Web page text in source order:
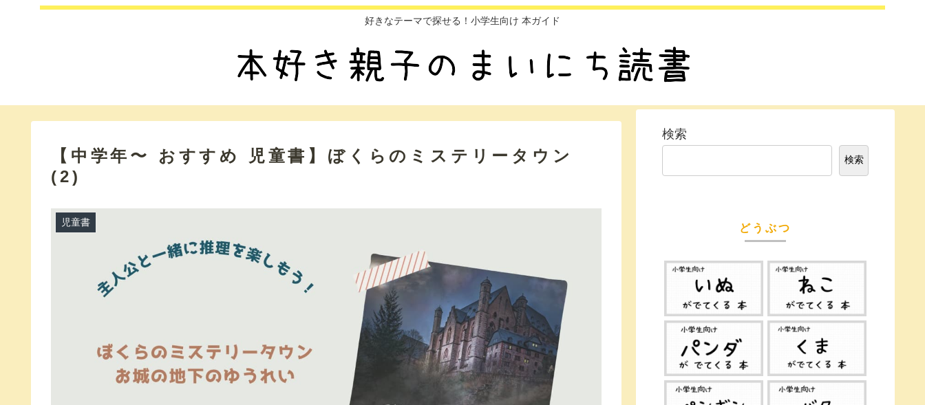
好きなテーマで探せる！小学生向け 本ガイド
【中学年〜 おすすめ 児童書】ぼくらのミステリータウン
(2)
児童書
検索
検索
どうぶつ